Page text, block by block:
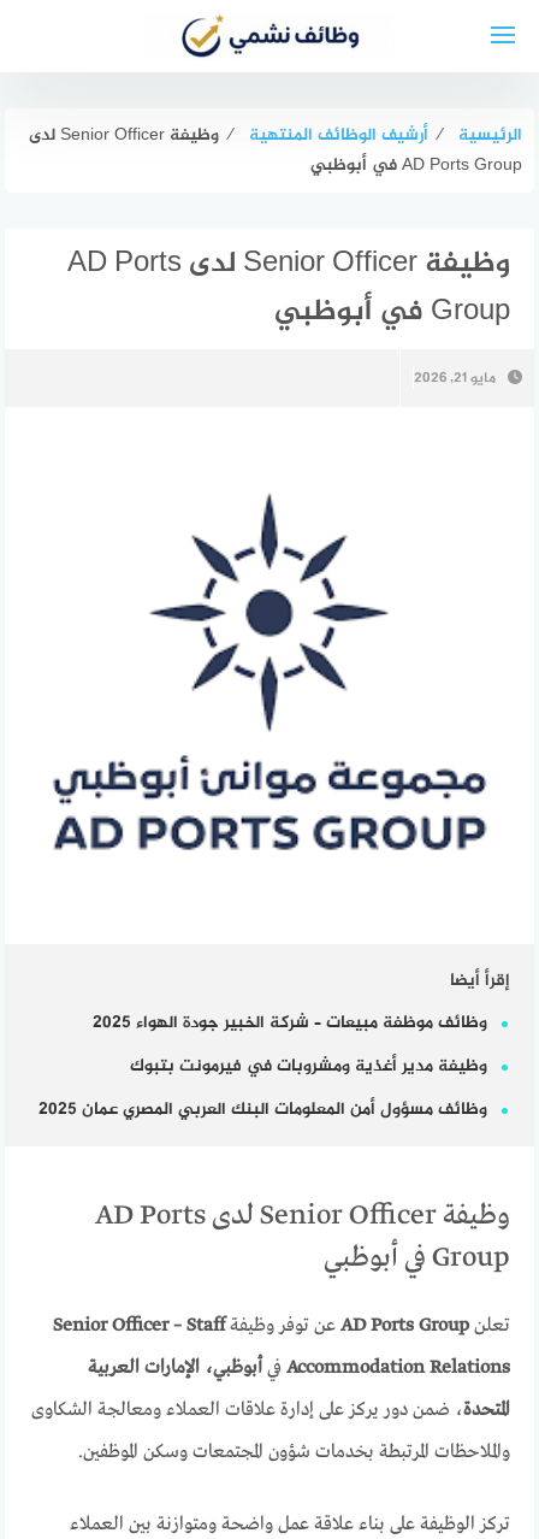
الرئيسية ⁄ أرشيف الوظائف المنتهية ⁄
وظيفة Senior Officer لدى
AD Ports Group في أبوظبي
وظيفة Senior Officer لدى AD Ports
Group في أبوظبي
مايو 21, 2026
إقرأ أيضا
وظائف موظفة مبيعات – شركة الخبير جودة الهواء 2025
وظيفة مدير أغذية ومشروبات في فيرمونت بتبوك
وظائف مسؤول أمن المعلومات البنك العربي المصري عمان 2025
وظيفة Senior Officer لدى AD Ports
Group في أبوظبي
تعلنAD Ports Group عن توفر وظيفةSenior Officer – Staff
Accommodation Relations فيأبوظبي، الإمارات العربية
المتحدة، ضمن دور يركز على إدارة علاقات العملاء ومعالجة الشكاوى
والملاحظات المرتبطة بخدمات شؤون المجتمعات وسكن الموظفين.
تركز الوظيفة على بناء علاقة عمل واضحة ومتوازنة بين العملاء